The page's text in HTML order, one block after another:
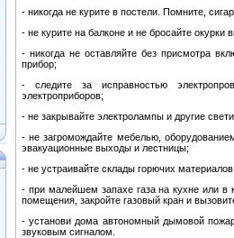
- никогда не курите в постели. Помните,
- не курите на балконе и не бросайте окурки
- никогда не оставляйте без присмотра
прибор;
- следите за исправностью
электроприборов;
- не закрывайте электролампы и другие
- не загромождайте мебелью,
эвакуационные выходы и лестницы;
- не устраивайте склады горючих
- при малейшем запахе газа на кухне или в
помещения, закройте газовый кран и
- установи дома автономный дымовой
звуковым сигналом.